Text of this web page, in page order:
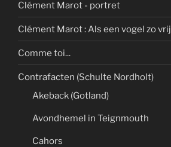
Clément Marot - portret
Clément Marot : Als een vogel zo vrij
Comme toi...
Contrafacten (Schulte Nordholt)
Akeback (Gotland)
Avondhemel in Teignmouth
Cahors